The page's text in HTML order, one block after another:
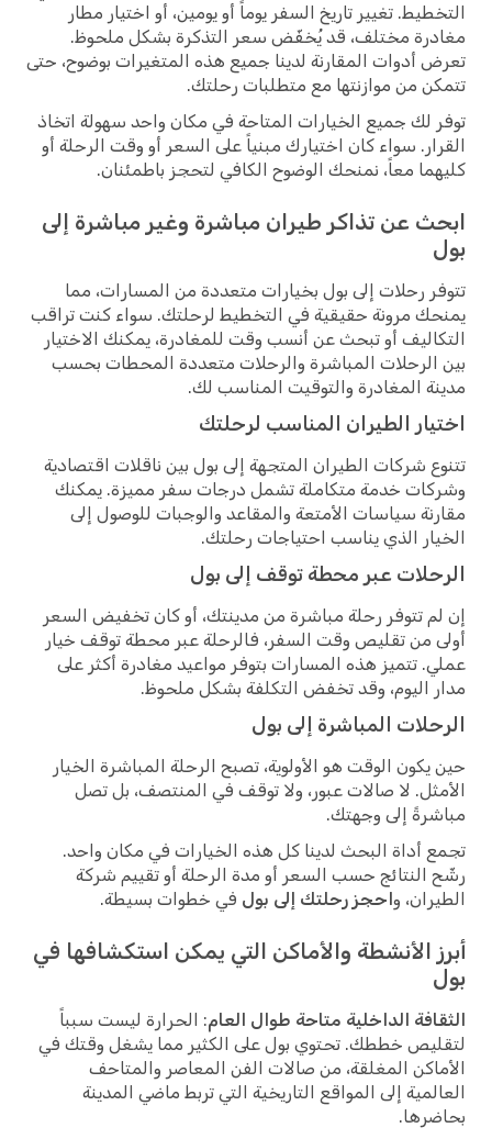
التخطيط. تغيير تاريخ السفر يوماً أو يومين، أو اختيار مطار
مغادرة مختلف، قد يُخفّض سعر التذكرة بشكل ملحوظ.
تعرض أدوات المقارنة لدينا جميع هذه المتغيرات بوضوح، حتى
تتمكن من موازنتها مع متطلبات رحلتك.
توفر لك جميع الخيارات المتاحة في مكان واحد سهولة اتخاذ
القرار. سواء كان اختيارك مبنياً على السعر أو وقت الرحلة أو
كليهما معاً، نمنحك الوضوح الكافي لتحجز باطمئنان.
ابحث عن تذاكر طيران مباشرة وغير مباشرة إلى
بول
تتوفر رحلات إلى بول بخيارات متعددة من المسارات، مما
يمنحك مرونة حقيقية في التخطيط لرحلتك. سواء كنت تراقب
التكاليف أو تبحث عن أنسب وقت للمغادرة، يمكنك الاختيار
بين الرحلات المباشرة والرحلات متعددة المحطات بحسب
مدينة المغادرة والتوقيت المناسب لك.
اختيار الطيران المناسب لرحلتك
تتنوع شركات الطيران المتجهة إلى بول بين ناقلات اقتصادية
وشركات خدمة متكاملة تشمل درجات سفر مميزة. يمكنك
مقارنة سياسات الأمتعة والمقاعد والوجبات للوصول إلى
الخيار الذي يناسب احتياجات رحلتك.
الرحلات عبر محطة توقف إلى بول
إن لم تتوفر رحلة مباشرة من مدينتك، أو كان تخفيض السعر
أولى من تقليص وقت السفر، فالرحلة عبر محطة توقف خيار
عملي. تتميز هذه المسارات بتوفر مواعيد مغادرة أكثر على
مدار اليوم، وقد تخفض التكلفة بشكل ملحوظ.
الرحلات المباشرة إلى بول
حين يكون الوقت هو الأولوية، تصبح الرحلة المباشرة الخيار
الأمثل. لا صالات عبور، ولا توقف في المنتصف، بل تصل
مباشرةً إلى وجهتك.
تجمع أداة البحث لدينا كل هذه الخيارات في مكان واحد.
رشّح النتائج حسب السعر أو مدة الرحلة أو تقييم شركة
الطيران، واحجز رحلتك إلى بول في خطوات بسيطة.
أبرز الأنشطة والأماكن التي يمكن استكشافها في
بول
الثقافة الداخلية متاحة طوال العام: الحرارة ليست سبباً
لتقليص خططك. تحتوي بول على الكثير مما يشغل وقتك في
الأماكن المغلقة، من صالات الفن المعاصر والمتاحف
العالمية إلى المواقع التاريخية التي تربط ماضي المدينة
بحاضرها.